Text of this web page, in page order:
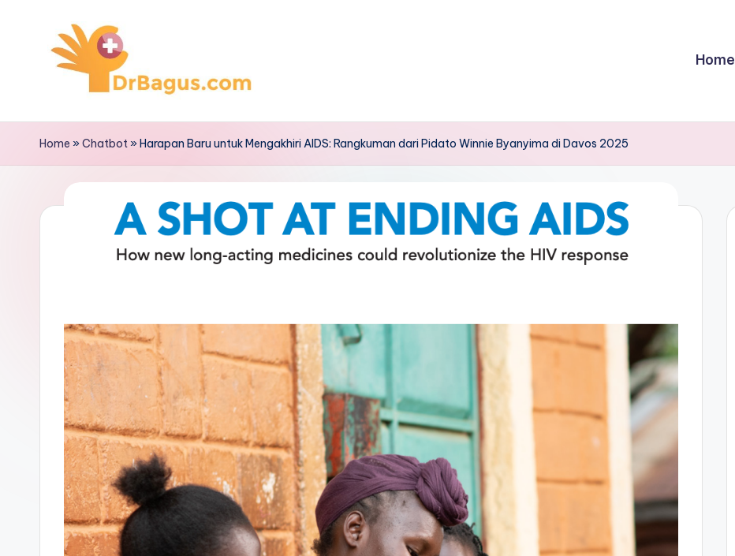
Home
Home »Chatbot»Harapan Baru untuk Mengakhiri AIDS: Rangkuman dari Pidato Winnie Byanyima di Davos 2025